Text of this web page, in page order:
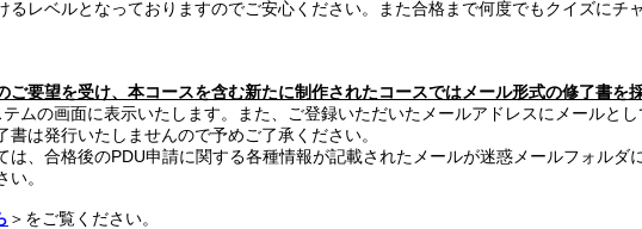
レベルとなっておりますのでご安心ください。また合格まで何度でもクイズにチ
要望を受け、本コースを含む新たに制作されたコースではメール形式の修了書を
ムの画面に表示いたします。また、ご登録いただいたメールアドレスにメールとし
は発行いたしませんので予めご了承ください。
、合格後のPDU申請に関する各種情報が記載されたメールが迷惑メールフォルダ
。
＞をご覧ください。